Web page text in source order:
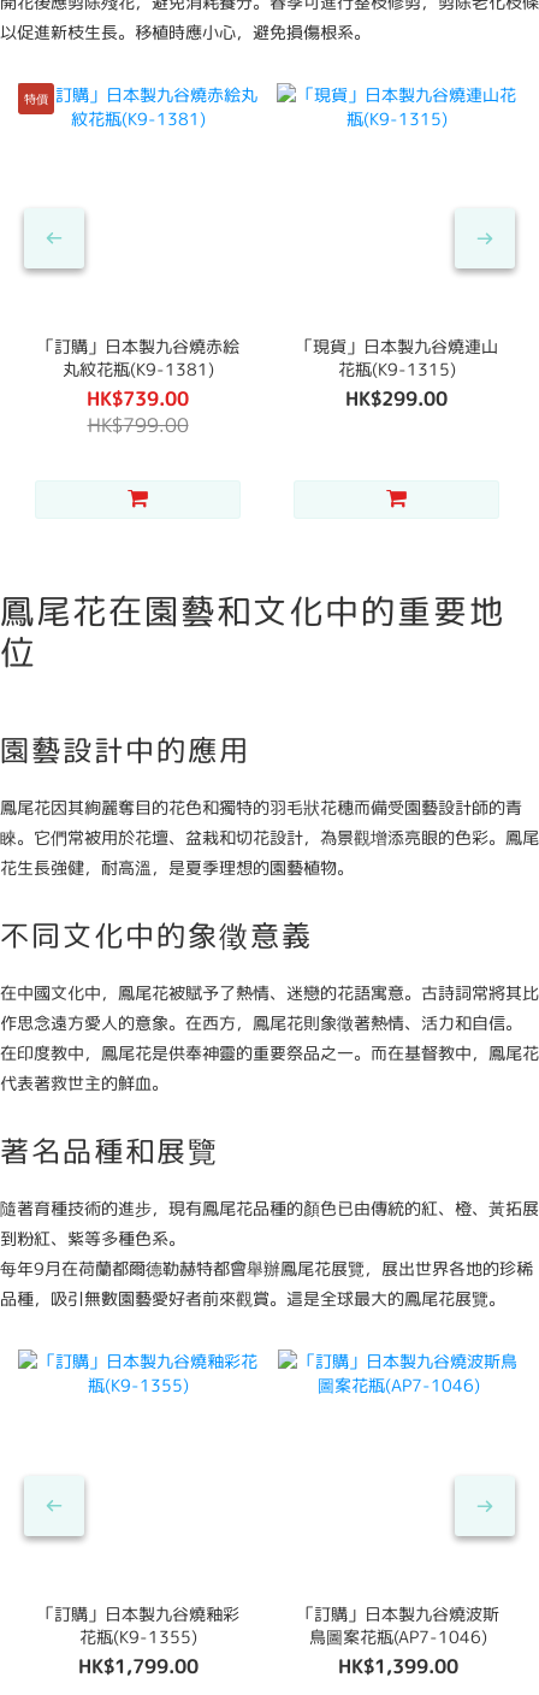
以促進新枝生長。移植時應小心，避免損傷根系。
特價
「訂購」日本製九谷燒赤絵
丸紋花瓶(K9-1381)
HK$739.00
HK$799.00
「現貨」日本製九谷燒連山
花瓶(K9-1315)
HK$299.00
鳳尾花在園藝和文化中的重要地
位
園藝設計中的應用
鳳尾花因其絢麗奪目的花色和獨特的羽毛狀花穗而備受園藝設計師的青
睞。它們常被用於花壇、盆栽和切花設計，為景觀增添亮眼的色彩。鳳尾
花生長強健，耐高溫，是夏季理想的園藝植物。
不同文化中的象徵意義
在中國文化中，鳳尾花被賦予了熱情、迷戀的花語寓意。古詩詞常將其比
作思念遠方愛人的意象。在西方，鳳尾花則象徵著熱情、活力和自信。
在印度教中，鳳尾花是供奉神靈的重要祭品之一。而在基督教中，鳳尾花
代表著救世主的鮮血。
著名品種和展覽
隨著育種技術的進步，現有鳳尾花品種的顏色已由傳統的紅、橙、黃拓展
到粉紅、紫等多種色系。
每年9月在荷蘭都爾德勒赫特都會舉辦鳳尾花展覽，展出世界各地的珍稀
品種，吸引無數園藝愛好者前來觀賞。這是全球最大的鳳尾花展覽。
「訂購」日本製九谷燒釉彩
花瓶(K9-1355)
HK$1,799.00
「訂購」日本製九谷燒波斯
鳥圖案花瓶(AP7-1046)
HK$1,399.00